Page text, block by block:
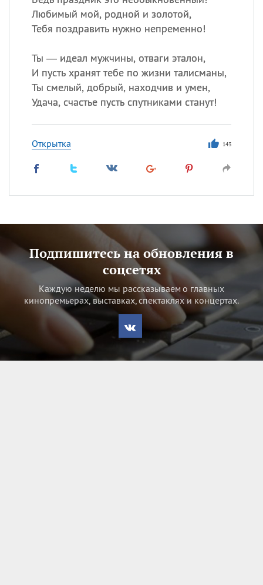
Любимый мой, родной и золотой,
Тебя поздравить нужно непременно!
Ты — идеал мужчины, отваги эталон,
И пусть хранят тебе по жизни талисманы,
Ты смелый, добрый, находчив и умен,
Удача, счастье пусть спутниками станут!
Открытка 143
Подпишитесь на обновления в
соцсетях
Каждую неделю мы рассказываем о главных
кинопремьерах, выставках, спектаклях и концертах.